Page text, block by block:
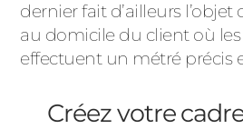
dernier fait d’ailleurs
au domicile du client où
effectuent un métré précis
Créez votre